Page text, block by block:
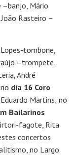
–banjo, Mário
Rasteiro –
tombone,
–trompete,
André
dia 16 Coro
Martins; no
Bailarinos
fagote, Rita
concertos
no Largo